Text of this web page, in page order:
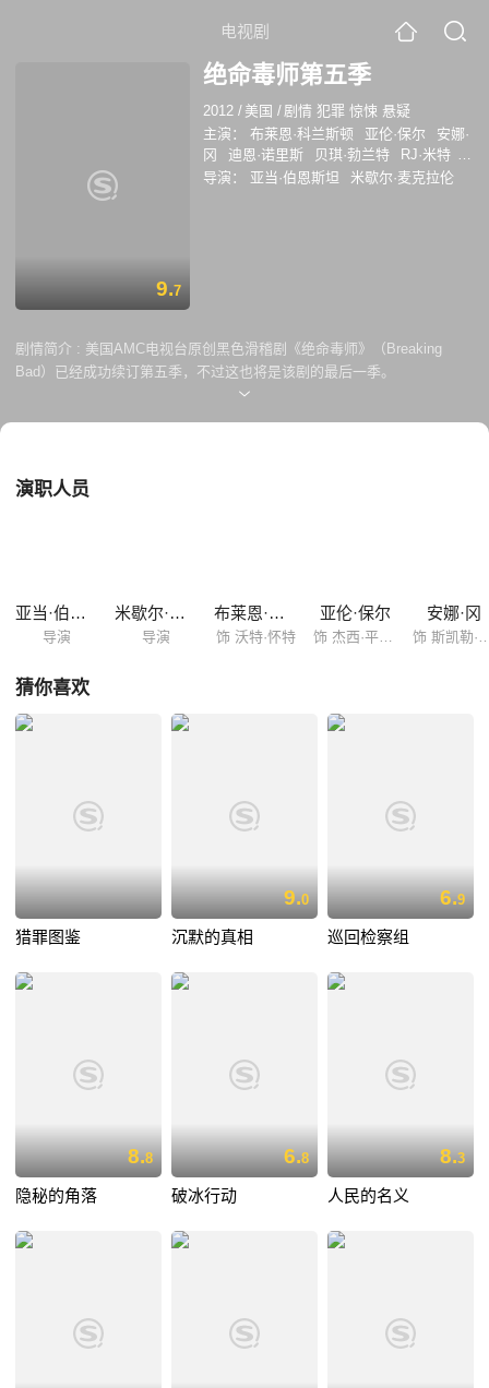
电视剧
9.7
绝命毒师第五季
2012 / 美国 /剧情 犯罪 惊悚 悬疑
主演：
布莱恩·科兰斯顿 亚伦·保尔
安娜·
冈
迪恩·诺里斯 贝琪·勃兰特
RJ·米特
鲍勃·奥登科克
乔纳森·班克斯
克里斯托
导演： 亚当·伯恩斯坦 米歇尔·麦克拉伦
剧情简介 : 美国AMC电视台原创黑色滑稽剧《绝命毒师》（Breaking
Bad）已经成功续订第五季，不过这也将是该剧的最后一季。
演职人员
亚当·伯恩斯坦
导演
米歇尔·麦克拉伦
导演
布莱恩·科兰斯顿
饰 沃特·怀特
亚伦·保尔 安娜·冈
猜你喜欢
猎罪图鉴
9.0
沉默的真相
6.9
巡回检察组
8.8
隐秘的角落
6.8
破冰行动
8.3
人民的名义